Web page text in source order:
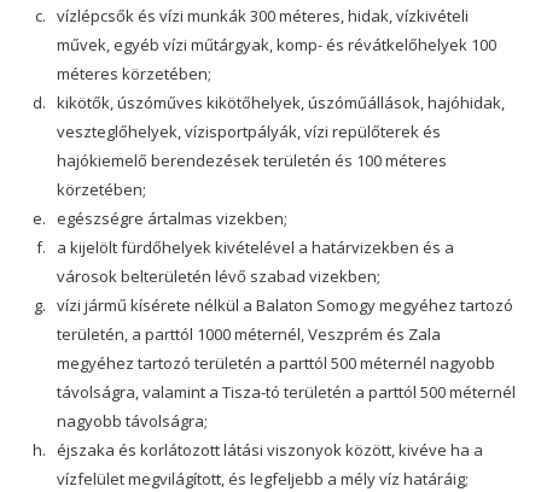
vízlépcsők és vízi munkák 300 méteres, hidak, vízkivételi
művek, egyéb vízi műtárgyak, komp- és révátkelőhelyek 100
méteres körzetében;
kikötők, úszóműves kikötőhelyek, úszóműállások, hajóhidak,
veszteglőhelyek, vízisportpályák, vízi repülőterek és
hajókiemelő berendezések területén és 100 méteres
körzetében;
egészségre ártalmas vizekben;
a kijelölt fürdőhelyek kivételével a határvizekben és a
városok belterületén lévő szabad vizekben;
vízi jármű kísérete nélkül a Balaton Somogy megyéhez tartozó
területén, a parttól 1000 méternél, Veszprém és Zala
megyéhez tartozó területén a parttól 500 méternél nagyobb
távolságra, valamint a Tisza-tó területén a parttól 500 méternél
nagyobb távolságra;
éjszaka és korlátozott látási viszonyok között, kivéve ha a
vízfelület megvilágított, és legfeljebb a mély víz határáig;